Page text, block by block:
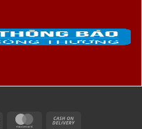
MasterCard